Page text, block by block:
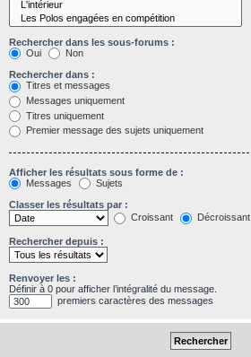
Rechercher dans les sous-forums :
Oui
Non
Rechercher dans :
Titres et messages
Messages uniquement
Titres uniquement
Premier message des sujets uniquement
Afficher les résultats sous forme de :
Messages
Sujets
Classer les résultats par :
Croissant
Décroissant
Rechercher depuis :
Renvoyer les :
Définir à 0 pour afficher l’intégralité du message.
premiers caractères des messages